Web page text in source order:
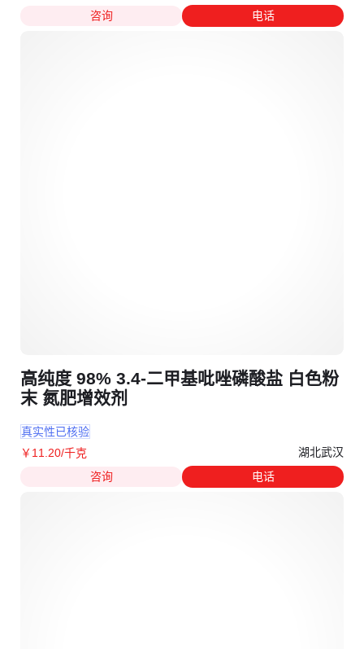
咨询
电话
高纯度 98% 3.4-二甲基吡唑磷酸盐 白色粉
末 氮肥增效剂
真实性已核验
￥ 11 .20/千克
湖北武汉
咨询
电话